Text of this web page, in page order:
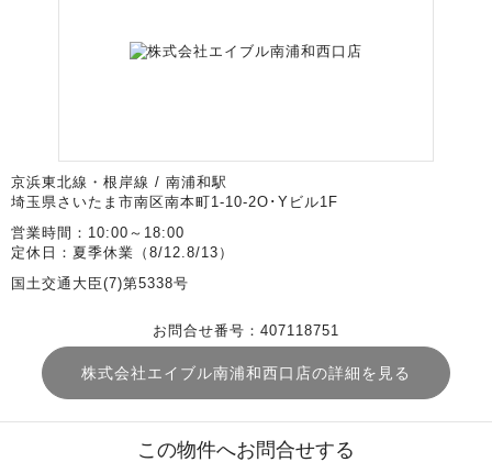
京浜東北線・根岸線 / 南浦和駅
埼玉県さいたま市南区南本町1-10-2O･Yビル1F
営業時間：10:00～18:00
定休日：夏季休業（8/12.8/13）
国土交通大臣(7)第5338号
お問合せ番号：407118751
株式会社エイブル南浦和西口店の詳細を見る
この物件へお問合せする